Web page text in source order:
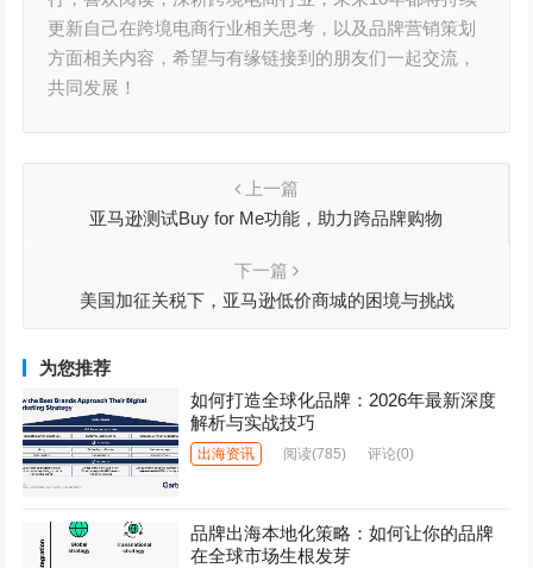
更新自己在跨境电商行业相关思考，以及品牌营销策划
方面相关内容，希望与有缘链接到的朋友们一起交流，
共同发展！
上一篇
亚马逊测试Buy for Me功能，助力跨品牌购物
下一篇
美国加征关税下，亚马逊低价商城的困境与挑战
为您推荐
如何打造全球化品牌：2026年最新深度
解析与实战技巧
出海资讯 阅读(785) 评论(0)
品牌出海本地化策略：如何让你的品牌
在全球市场生根发芽